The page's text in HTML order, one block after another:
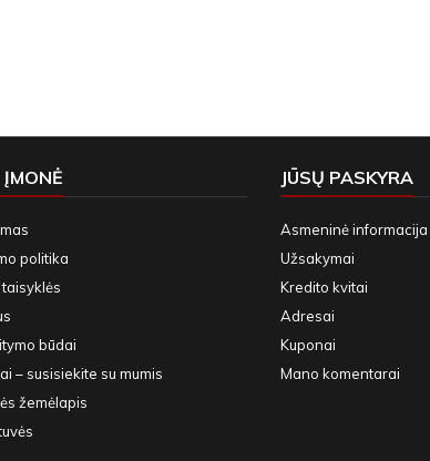
ĮMONĖ
politika
būdai
– susisiekite su mumis
žemėlapis
JŪSŲ PASKYRA
Asmeninė informacija
Užsakymai
Kredito kvitai
Adresai
Kuponai
Mano komentarai